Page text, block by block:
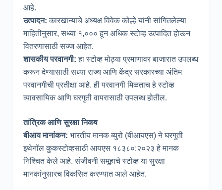
आहे.
उत्पादन: कारखान्याचे अध्यक्ष विवेक कोल्हे यांनी सांगितलेल्या
माहितीनुसार, सध्या १,००० हून अधिक स्टोव्ह उत्पादित होऊन
वितरणासाठी सज्ज आहेत.
शासकीय परवानगी:हा स्टोव्ह मोठ्या प्रमाणावर बाजारात उपलब्ध
करून देण्यासाठी सध्या राज्य आणि केंद्र सरकारच्या अंतिम
परवानगीची प्रतीक्षा आहे. ही परवानगी मिळताच हे स्टोव्ह
व्यावसायिक आणि घरगुती वापरासाठी उपलब्ध होतील.
तांत्रिक आणि सुरक्षा निकष
बीआय मानांकन: भारतीय मानक ब्युरो (बीआयएस) ने घरगुती
इथेनॉल कुकस्टोव्हसाठी आयएस १८३८०:२०२३ हे मानक
निश्चित केले आहे. संजीवनी समूहाचे स्टोव्ह या सुरक्षा
मानकांनुसारच विकसित करण्यात आले आहेत.